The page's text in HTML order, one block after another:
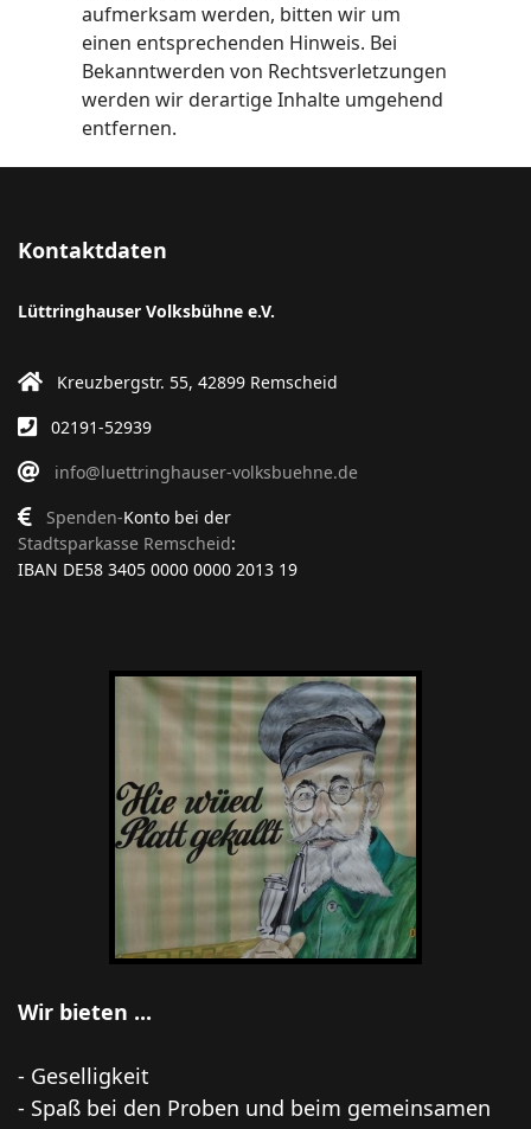
aufmerksam werden, bitten wir um
einen entsprechenden Hinweis. Bei
Bekanntwerden von Rechtsverletzungen
werden wir derartige Inhalte umgehend
entfernen.
Kontaktdaten
Lüttringhauser Volksbühne e.V.
Kreuzbergstr. 55, 42899 Remscheid
02191-52939
info@luettringhauser-volksbuehne.de
Spenden-Konto bei der
Stadtsparkasse Remscheid:
IBAN DE58 3405 0000 0000 2013 19
Wir bieten ...
- Geselligkeit
- Spaß bei den Proben und beim gemeinsamen